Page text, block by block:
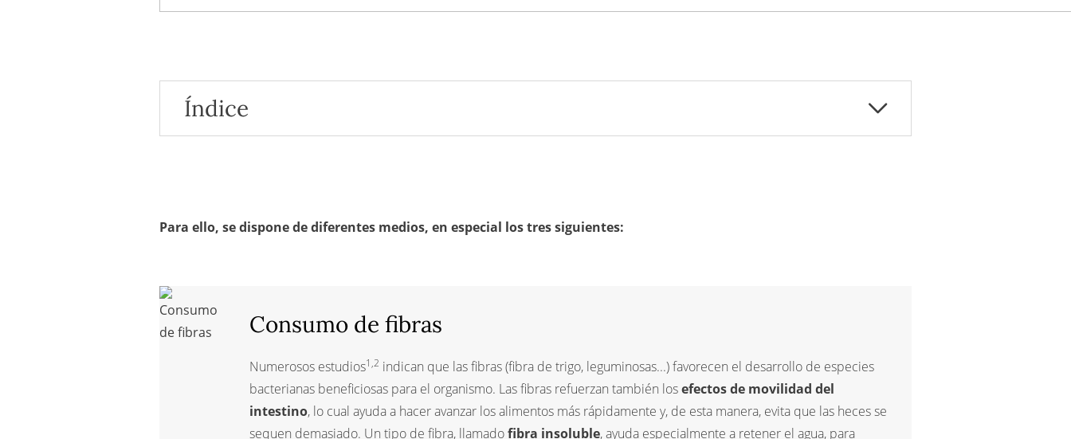
Índice
Consumo de fibras
Para llegar más lejos
Para ello, se dispone de diferentes medios, en especial los tres siguientes:
Consumo de fibras
Numerosos estudios1,2 indican que las fibras (fibra de trigo, leguminosas...) favorecen el desarrollo de especies
bacterianas beneficiosas para el organismo. Las fibras refuerzan también losefectos de movilidad del
intestino, lo cual ayuda a hacer avanzar los alimentos más rápidamente y, de esta manera, evita que las heces se
sequen demasiado. Un tipo de fibra, llamadofibra insoluble, ayuda especialmente a retener el agua, para